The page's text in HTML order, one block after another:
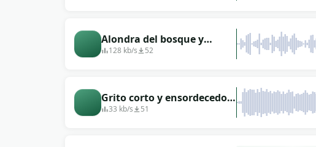
Alondra del bosque y
petirrojo europeo
128 kb/s 52
Grito corto y ensordecedor
de un águila.
33 kb/s 51